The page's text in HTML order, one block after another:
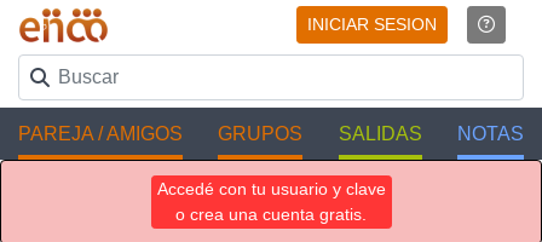
INICIAR SESION
PAREJA / AMIGOS GRUPOS SALIDAS NOTAS
Accedé con tu usuario y clave
o crea una cuenta gratis.